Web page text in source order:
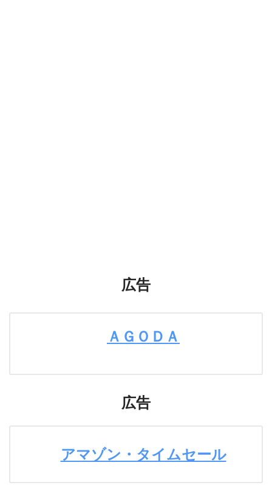
広告
ＡＧＯＤＡ
広告
アマゾン・タイムセール